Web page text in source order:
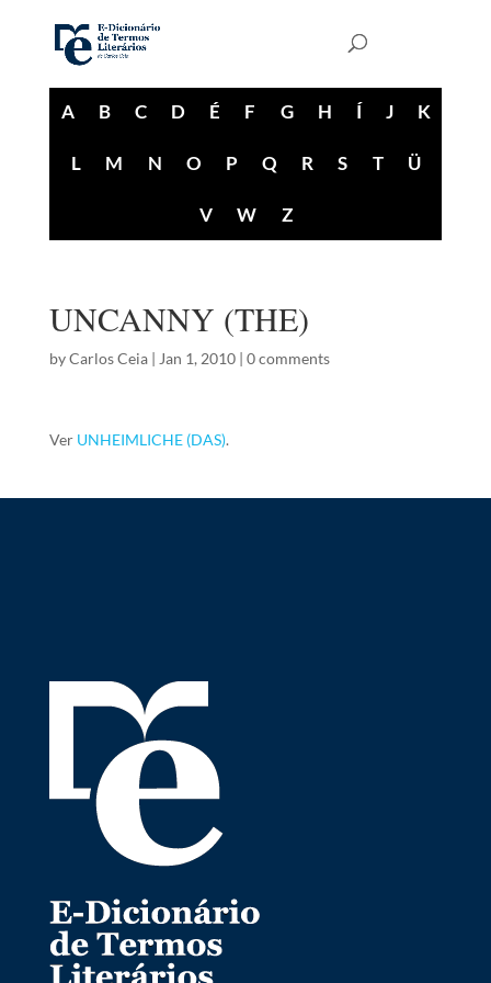
A B C D É F G H Í J K
L M N O P Q R S T Ü
V W Z
UNCANNY (THE)
byCarlos Ceia| Jan 1, 2010| 0 comments
Ver UNHEIMLICHE (DAS).